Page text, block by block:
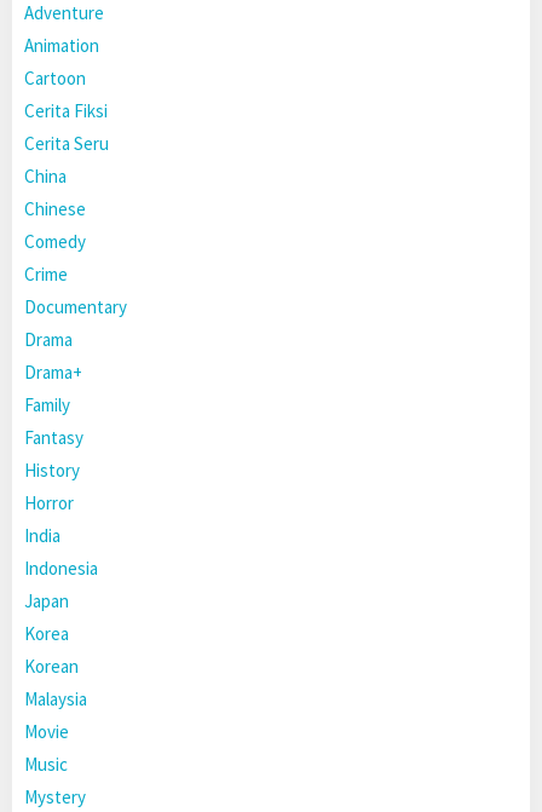
Adventure
Animation
Cartoon
Cerita Fiksi
Cerita Seru
China
Chinese
Comedy
Crime
Documentary
Drama
Drama+
Family
Fantasy
History
Horror
India
Indonesia
Japan
Korea
Korean
Malaysia
Movie
Music
Mystery